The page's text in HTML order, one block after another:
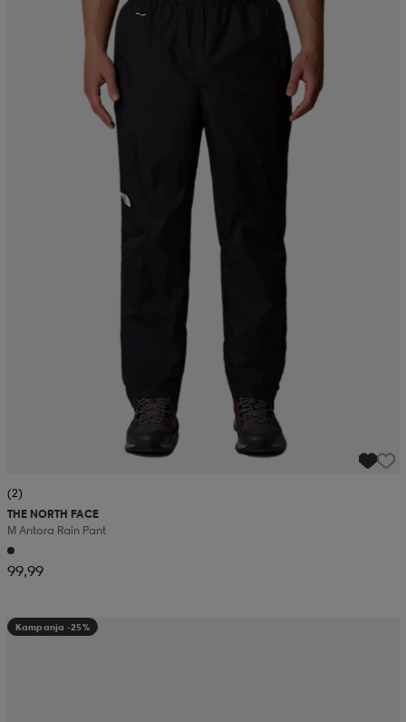
(2)
THE NORTH FACE
M Antora Rain Pant
99,99
Kampanja -25%